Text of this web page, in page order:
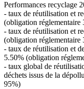
Performances recyclage
- taux de réutilisation et
(obligation réglementaire
- taux de réutilisation et
(obligation réglementaire
- taux de réutilisation et
5.50% (obligation
- taux global de
déchets issus de la
95%)